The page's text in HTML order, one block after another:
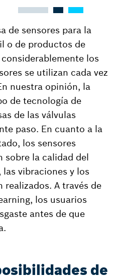
de sensores para la
o de productos de
los
se utilizan cada vez
nuestra opinión, la
de tecnología de
de las válvulas
paso. En cuanto a la
los sensores
sobre la calidad del
vibraciones y los
A través de
los usuarios
antes de que
de